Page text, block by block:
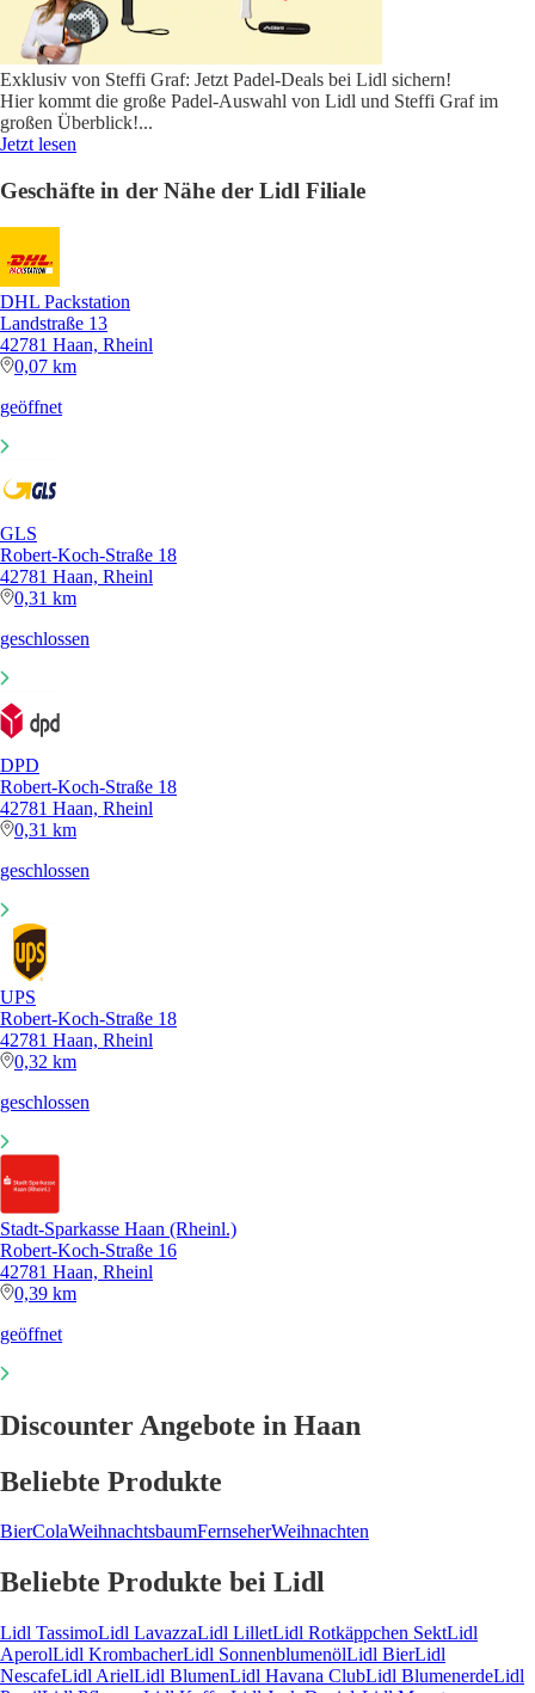
Exklusiv von Steffi Graf: Jetzt Padel-Deals bei Lidl sichern!
Hier kommt die große Padel-Auswahl von Lidl und Steffi Graf im
großen Überblick!...
Jetzt lesen
Geschäfte in der Nähe der Lidl Filiale
DHL Packstation
Landstraße 13
42781 Haan, Rheinl
0,07 km
geöffnet
GLS
Robert-Koch-Straße 18
42781 Haan, Rheinl
0,31 km
geschlossen
DPD
Robert-Koch-Straße 18
42781 Haan, Rheinl
0,31 km
geschlossen
UPS
Robert-Koch-Straße 18
42781 Haan, Rheinl
0,32 km
geschlossen
Stadt-Sparkasse Haan (Rheinl.)
Robert-Koch-Straße 16
42781 Haan, Rheinl
0,39 km
geöffnet
Discounter Angebote in Haan
Beliebte Produkte
BierColaWeihnachtsbaumFernseherWeihnachten
Beliebte Produkte bei Lidl
Lidl TassimoLidl LavazzaLidl LilletLidl Rotkäppchen SektLidl
AperolLidl KrombacherLidl SonnenblumenölLidl BierLidl
NescafeLidl ArielLidl BlumenLidl Havana ClubLidl BlumenerdeLidl